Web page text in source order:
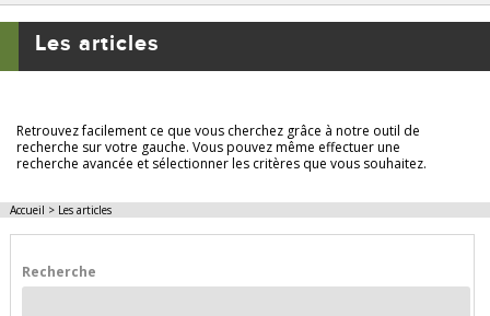
Les articles
Retrouvez facilement ce que vous cherchez grâce à notre outil de
recherche sur votre gauche. Vous pouvez même effectuer une
recherche avancée et sélectionner les critères que vous souhaitez.
Accueil > Les articles
Recherche